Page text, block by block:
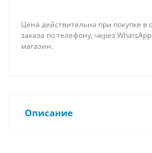
Цена действительна при покупке
заказа по телефону, через
магазин.
Описание